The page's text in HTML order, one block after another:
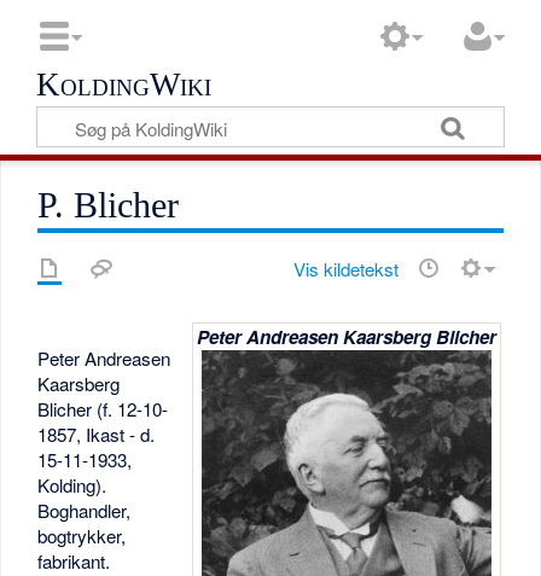
KoldingWiki
P. Blicher
Vis kildetekst
Peter Andreasen Kaarsberg Blicher
Peter Andreasen
Kaarsberg
Blicher (f. 12-10-
1857, Ikast - d.
15-11-1933,
Kolding).
Boghandler,
bogtrykker,
fabrikant.